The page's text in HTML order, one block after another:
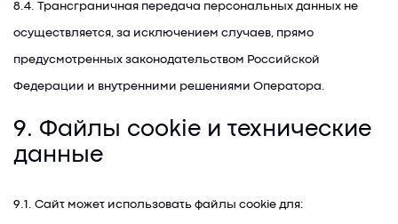
8.4. Трансграничная передача персональных данных не
осуществляется, за исключением случаев, прямо
предусмотренных законодательством Российской
Федерации и внутренними решениями Оператора.
9. Файлы cookie и технические
данные
9.1. Сайт может использовать файлы cookie для: